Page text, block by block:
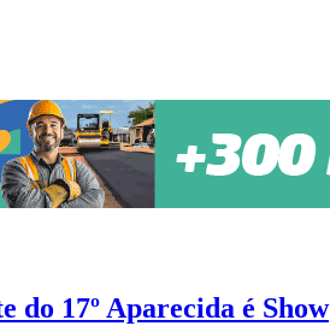
do 17º Aparecida é Show